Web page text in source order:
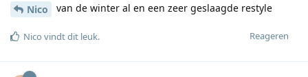
Nico van de winter al en een zeer geslaagde restyle
Reageren
Nico vindt dit leuk.